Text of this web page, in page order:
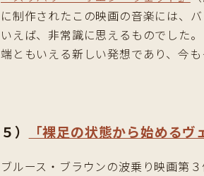
に制作されたこの映画の音楽には、
いえば、非常識に思えるものでした
端ともいえる新しい発想であり、今
５） 「裸足の状態から始めるヴ
ブルース・ブラウンの波乗り映画第３